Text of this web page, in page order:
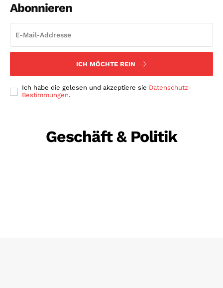
Abonnieren
ICH MÖCHTE REIN
Ich habe die gelesen und akzeptiere sie Datenschutz-
Bestimmungen.
Geschäft & Politik